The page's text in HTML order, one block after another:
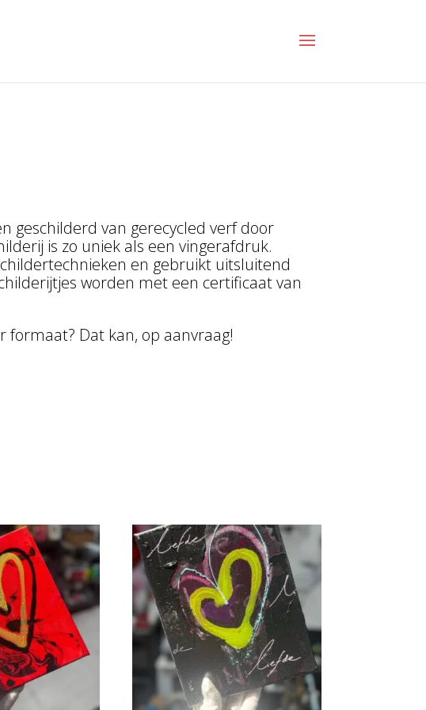
geschilderd van gerecycled verf door
is zo uniek als een vingerafdruk.
en gebruikt uitsluitend
worden met een certificaat van
formaat? Dat kan, op aanvraag!